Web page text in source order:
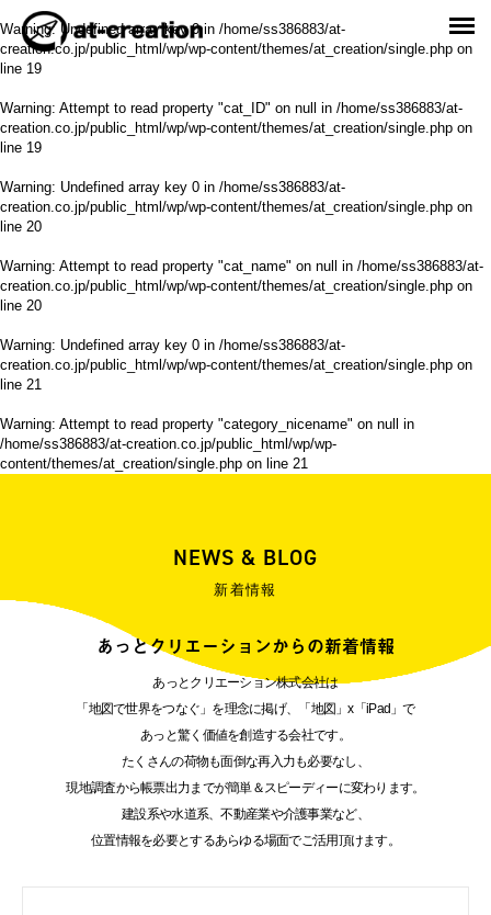
Warning: Undefined array key 0 in /home/ss386883/at-
creation.co.jp/public_html/wp/wp-content/themes/at_creation/single.php on
line 19
Warning: Attempt to read property "cat_ID" on null in /home/ss386883/at-
creation.co.jp/public_html/wp/wp-content/themes/at_creation/single.php on
line 19
Warning: Undefined array key 0 in /home/ss386883/at-
creation.co.jp/public_html/wp/wp-content/themes/at_creation/single.php on
line 20
Warning: Attempt to read property "cat_name" on null in /home/ss386883/at-
creation.co.jp/public_html/wp/wp-content/themes/at_creation/single.php on
line 20
Warning: Undefined array key 0 in /home/ss386883/at-
creation.co.jp/public_html/wp/wp-content/themes/at_creation/single.php on
line 21
Warning: Attempt to read property "category_nicename" on null in
/home/ss386883/at-creation.co.jp/public_html/wp/wp-
content/themes/at_creation/single.php on line 21
NEWS & BLOG
新着情報
あっとクリエーションからの新着情報
あっとクリエーション株式会社は
「地図で世界をつなぐ」を理念に掲げ、「地図」x「iPad」で
あっと驚く価値を創造する会社です。
たくさんの荷物も面倒な再入力も必要なし、
現地調査から帳票出力までが簡単＆スピーディーに変わります。
建設系や水道系、不動産業や介護事業など、
位置情報を必要とするあらゆる場面でご活用頂けます。